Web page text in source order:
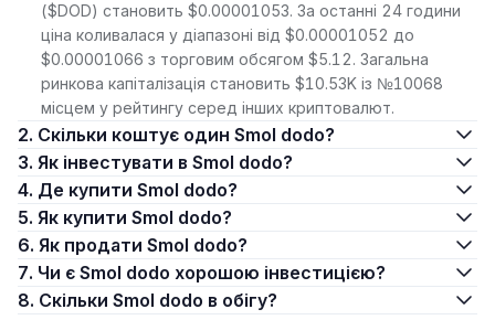
($DOD) становить $0.00001053. За останні 24 години
ціна коливалася у діапазоні від $0.00001052 до
$0.00001066 з торговим обсягом $5.12. Загальна
ринкова капіталізація становить $10.53K із №10068
місцем у рейтингу серед інших криптовалют.
2. Скільки коштує один Smol dodo?
3. Як інвестувати в Smol dodo?
4. Де купити Smol dodo?
5. Як купити Smol dodo?
6. Як продати Smol dodo?
7. Чи є Smol dodo хорошою інвестицією?
8. Скільки Smol dodo в обігу?